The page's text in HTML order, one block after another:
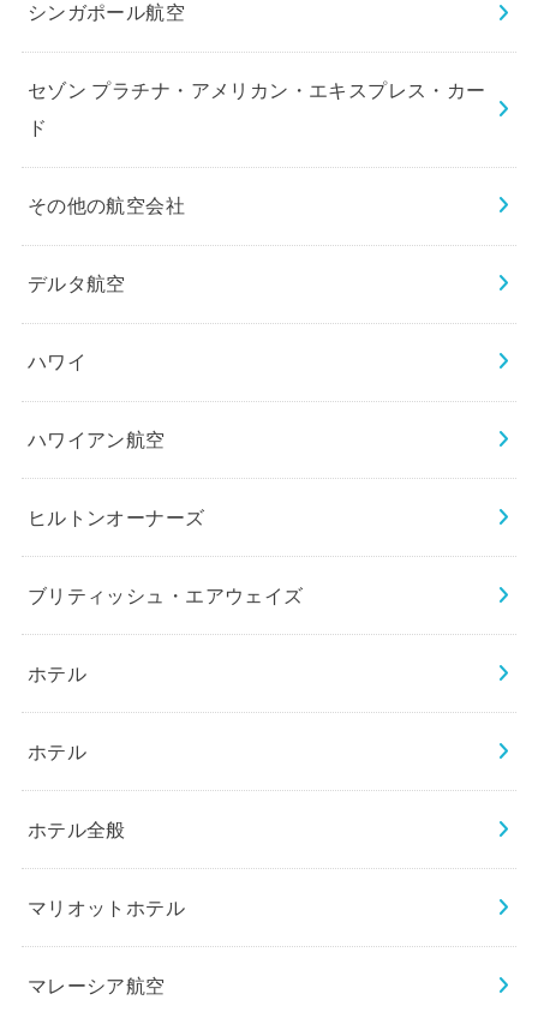
シンガポール航空
セゾン プラチナ・アメリカン・エキスプレス・カー
ド
その他の航空会社
デルタ航空
ハワイ
ハワイアン航空
ヒルトンオーナーズ
ブリティッシュ・エアウェイズ
ホテル
ホテル
ホテル全般
マリオットホテル
マレーシア航空